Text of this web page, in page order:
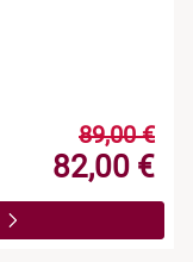
89,00 €
82,00 €